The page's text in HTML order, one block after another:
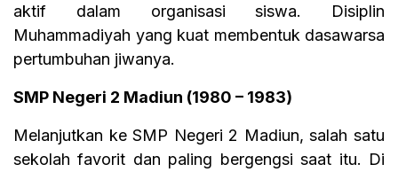
aktif dalam organisasi siswa. Disiplin
Muhammadiyah yang kuat membentuk dasawarsa
pertumbuhan jiwanya.
SMP Negeri 2 Madiun (1980 – 1983)
Melanjutkan ke SMP Negeri 2 Madiun, salah satu
sekolah favorit dan paling bergengsi saat itu. Di